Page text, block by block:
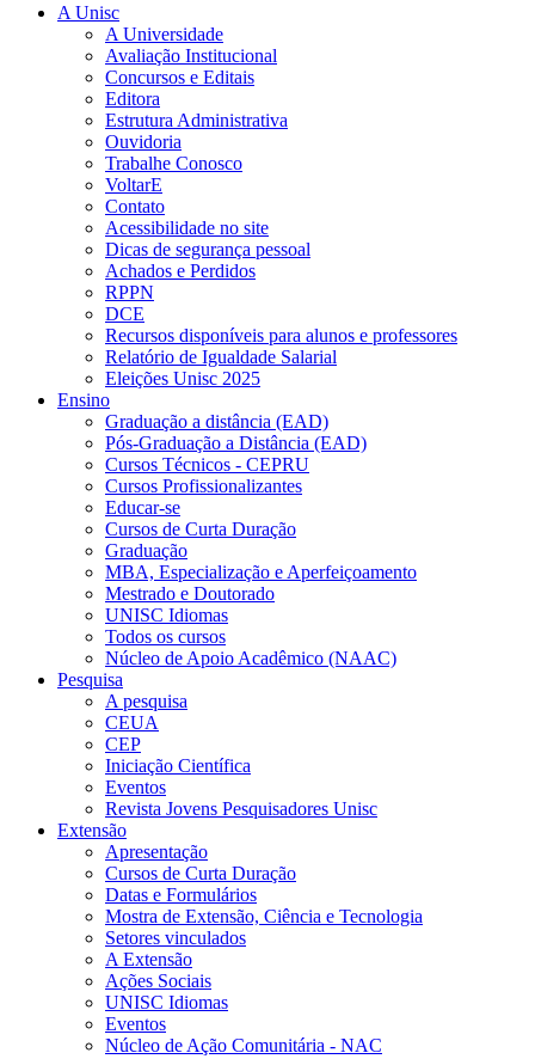
A Unisc
A Universidade
Avaliação Institucional
Concursos e Editais
Editora
Estrutura Administrativa
Ouvidoria
Trabalhe Conosco
VoltarE
Contato
Acessibilidade no site
Dicas de segurança pessoal
Achados e Perdidos
RPPN
DCE
Recursos disponíveis para alunos e professores
Relatório de Igualdade Salarial
Eleições Unisc 2025
Ensino
Graduação a distância (EAD)
Pós-Graduação a Distância (EAD)
Cursos Técnicos - CEPRU
Cursos Profissionalizantes
Educar-se
Cursos de Curta Duração
Graduação
MBA, Especialização e Aperfeiçoamento
Mestrado e Doutorado
UNISC Idiomas
Todos os cursos
Núcleo de Apoio Acadêmico (NAAC)
Pesquisa
A pesquisa
CEUA
CEP
Iniciação Científica
Eventos
Revista Jovens Pesquisadores Unisc
Extensão
Apresentação
Cursos de Curta Duração
Datas e Formulários
Mostra de Extensão, Ciência e Tecnologia
Setores vinculados
A Extensão
Ações Sociais
UNISC Idiomas
Eventos
Núcleo de Ação Comunitária - NAC